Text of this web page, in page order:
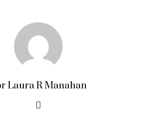
Laura R Manahan